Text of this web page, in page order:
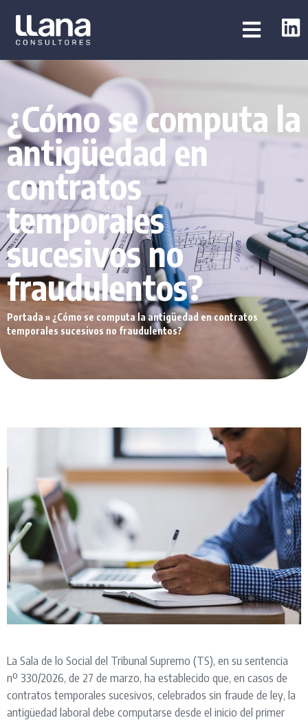
¿Cómo se computa la
antigüedad en
contratos
temporales
sucesivos no
fraudulentos?
Portada » ¿Cómo se computa la antigüedad en contratos
temporales sucesivos no fraudulentos?
La Sala de lo Social del Tribunal Supremo (TS), en su sentencia
nº 330/2026, de 27 de marzo, ha establecido que, en casos de
contratos temporales sucesivos, celebrados sin fraude de ley, la
antigüedad laboral debe computarse desde el inicio del primer